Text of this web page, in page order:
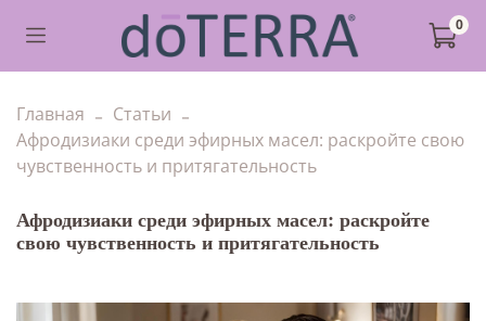
0
Главная
Статьи
Афродизиаки среди эфирных масел: раскройте свою
чувственность и притягательность
Афродизиаки среди эфирных масел: раскройте
свою чувственность и притягательность